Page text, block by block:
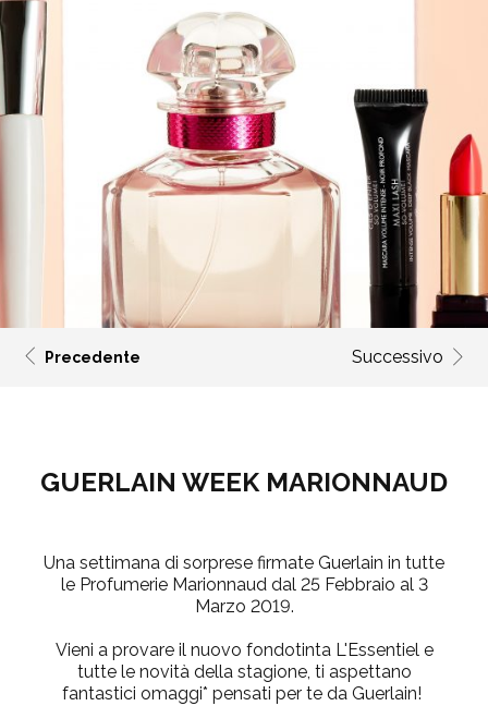
Precedente Successivo
GUERLAIN WEEK MARIONNAUD
Una settimana di sorprese firmate Guerlain in tutte
le Profumerie Marionnaud dal 25 Febbraio al 3
Marzo 2019.
Vieni a provare il nuovo fondotinta L'Essentiele
tutte le novità della stagione, ti aspettano
fantastici omaggi* pensati per te da Guerlain!